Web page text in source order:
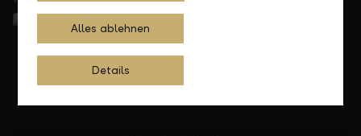
Alles ablehnen
Details